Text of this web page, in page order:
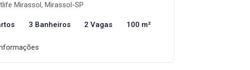
Mirassol, Mirassol-SP
3 Banheiros 2 Vagas 100 m²